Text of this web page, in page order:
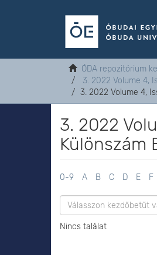
ÓDA repozitórium
3. 2022 Volume 4,
3. 2022 Volume 4,
3. 2022
Különszám
0-9 A B C D E F
Nincs találat